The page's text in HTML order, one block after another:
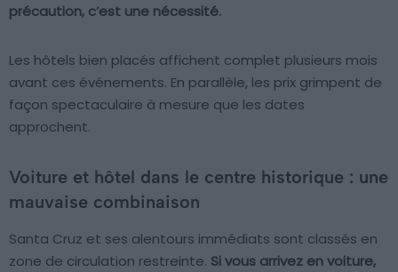
précaution, c’est une nécessité.
Les hôtels bien placés affichent complet plusieurs mois
avant ces événements. En parallèle, les prix grimpent de
façon spectaculaire à mesure que les dates
approchent.
Voiture et hôtel dans le centre historique : une
mauvaise combinaison
Santa Cruz et ses alentours immédiats sont classés en
zone de circulation restreinte. Si vous arrivez en voiture,